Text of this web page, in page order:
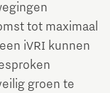
tot maximaal
iVRI kunnen
groen te